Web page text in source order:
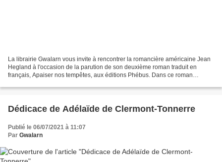
La librairie Gwalarn vous invite à rencontrer la romancière américaine Jean
Hegland à l'occasion de la parution de son deuxième roman traduit en
français, Apaiser nos tempêtes, aux éditions Phébus. Dans ce roman
Dédicace de Adélaïde de Clermont-Tonnerre
Publié le 06/07/2021 à 11:07
Par Gwalarn